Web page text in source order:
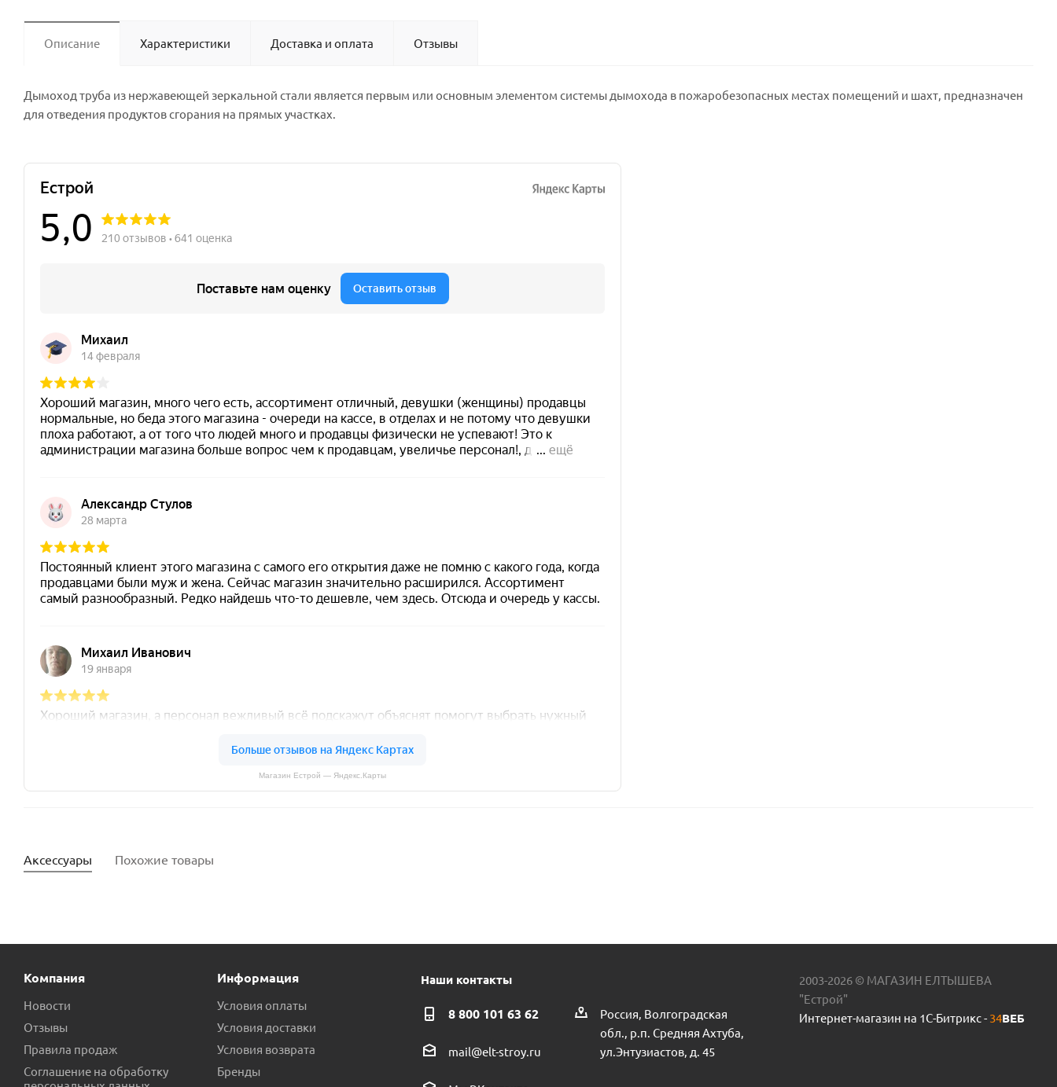
Описание Характеристики Доставка и оплата Отзывы
Дымоход труба из нержавеющей зеркальной стали является первым или основным элементом системы дымохода в пожаробезопасных местах помещений и шахт, предназначен
для отведения продуктов сгорания на прямых участках.
Магазин Естрой — Яндекс.Карты
Аксессуары Похожие товары
Кран шаровый ПНД VALFEX 32х32 пр.Россия Угол полипропиленовый VALFEX 25х1/2 наружная резьба комбинированный пр.Россия
Компания
Новости
Отзывы
Правила продаж
Соглашение на обработку
Информация
Условия оплаты
Условия доставки
Условия возврата
Бренды
Наши контакты
8 800 101 63 62
mail@elt-stroy.ru
Россия, Волгоградская
обл., р.п. Средняя Ахтуба,
ул.Энтузиастов, д. 45
2003-2026 © МАГАЗИН ЕЛТЫШЕВА
"Естрой"
Интернет-магазин на 1С-Битрикс - 34ВЕБ